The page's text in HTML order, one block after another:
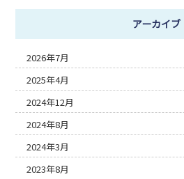
アーカイブ
2026年7月
2025年4月
2024年12月
2024年8月
2024年3月
2023年8月